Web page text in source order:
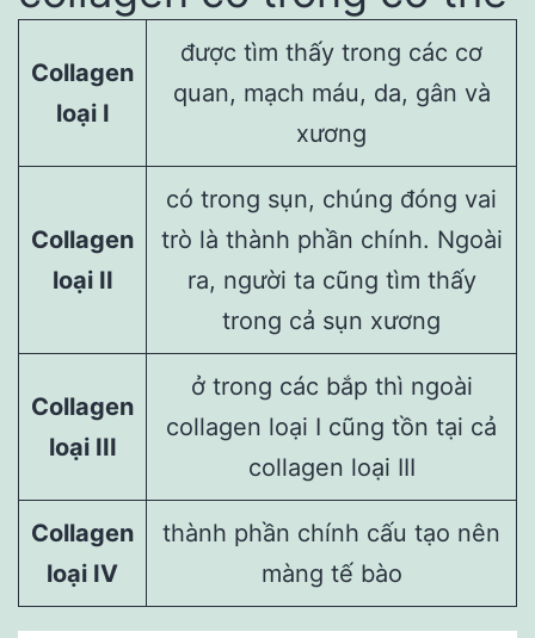
Collagen
loại I
được tìm thấy trong các cơ
quan, mạch máu, da, gân và
xương
Collagen
loại II
có trong sụn, chúng đóng vai
trò là thành phần chính. Ngoài
ra, người ta cũng tìm thấy
trong cả sụn xương
Collagen
loại III
ở trong các bắp thì ngoài
collagen loại I cũng tồn tại cả
collagen loại III
Collagen
loại IV
thành phần chính cấu tạo nên
màng tế bào